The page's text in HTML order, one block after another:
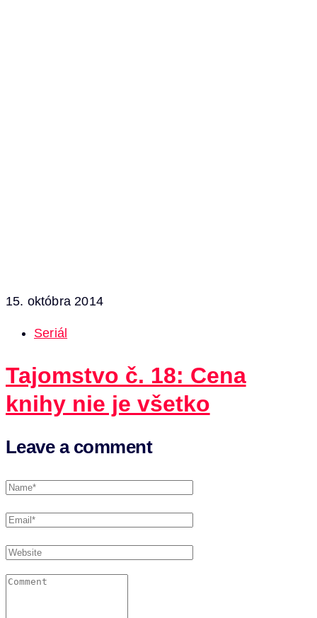
15. októbra 2014
Seriál
Tajomstvo č. 18: Cena
knihy nie je všetko
Leave a comment